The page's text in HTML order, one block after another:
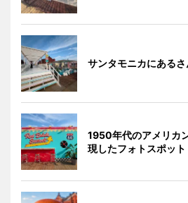
サンタモニカにある
1950年代のアメリカ
現したフォトスポット